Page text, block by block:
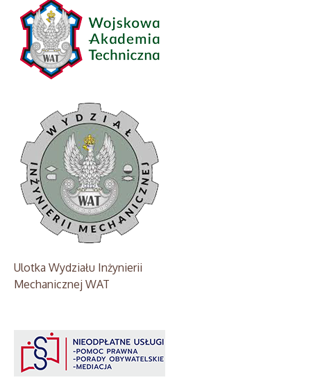
Ulotka Wydziału Inżynierii
Mechanicznej WAT